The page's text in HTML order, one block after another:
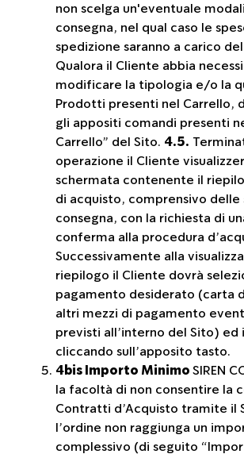
non scelga un'eventuale
consegna, nel qual caso le
spedizione saranno a carico
Qualora il Cliente abbia
modificare la tipologia e/o la
Prodotti presenti nel Carrello,
gli appositi comandi presenti
Carrello” del Sito. 4.5.
operazione il Cliente
schermata contenente il
di acquisto, comprensivo delle
consegna, con la richiesta di
conferma alla procedura
Successivamente alla
riepilogo il Cliente dovrà
pagamento desiderato (carta
altri mezzi di pagamento
previsti all’interno del Sito) ed
cliccando sull’apposito tasto.
4bis Importo Minimo SIREN
la facoltà di non consentire la
Contratti d’Acquisto tramite il
l’ordine non raggiunga un
complessivo (di seguito